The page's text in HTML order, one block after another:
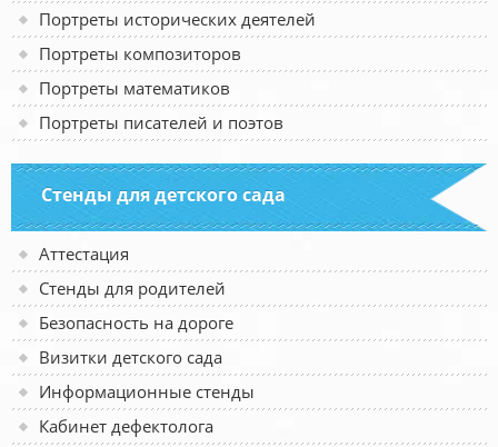
Портреты исторических деятелей
Портреты композиторов
Портреты математиков
Портреты писателей и поэтов
Стенды для детского сада
Аттестация
Стенды для родителей
Безопасность на дороге
Визитки детского сада
Информационные стенды
Кабинет дефектолога